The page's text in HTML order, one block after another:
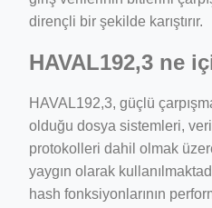
dirençli bir şekilde karıştırır.
HAVAL192,3 ne
HAVAL192,3, güçlü
olduğu dosya sistemleri,
protokolleri dahil olmak
yaygın olarak
hash fonksiyonlarının